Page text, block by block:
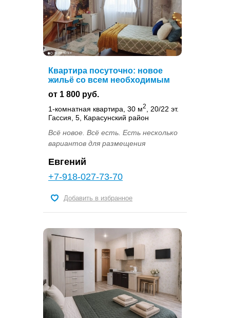
Квартира посуточно: новое
жильё со всем необходимым
от 1 800 руб.
1-комнатная квартира, 30 м2
, 20/22 эт.
Гассия, 5, Карасунский район
Всё новое. Всё есть. Есть несколько
вариантов для размещения
Евгений
+7-918-027-73-70
Добавить в избранное